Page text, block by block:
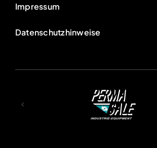
Impressum
Da­ten­schutzhinweise